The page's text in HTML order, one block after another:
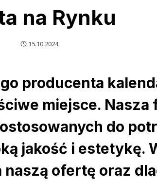
na Rynku
15.10.2024
producenta
miejsce.
do
jakość i estetykę.
ofertę oraz